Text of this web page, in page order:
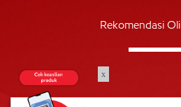
Rekomendasi
x